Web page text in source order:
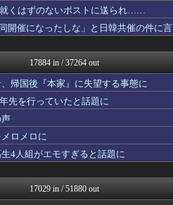
なんじぇいスタジアム＠なん...
海外の反応スポーツ
Vtuberまとめるよ～ん
アルファルファモザイク＠ネ...
オレ的ゲーム速報＠刃
フットボール速報
原神速報 | GENSHI...
まとめたニュース
修羅場ハザード -復讐・D...
ガジェット2ch
日本第一！ニュース録
くはずのないポストに送られ……
開催になったしな」と日韓共催の件に言
17884 in / 37264 out
帰国後『本家』に失望する事態に
先を行っていたと話題に
ロメロに
4人組がエモすぎると話題に
17029 in / 51880 out